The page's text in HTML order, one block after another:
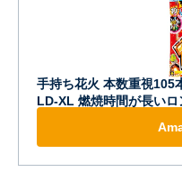
手持ち花火 本数重視105
LD-XL 燃焼時間が長いロ